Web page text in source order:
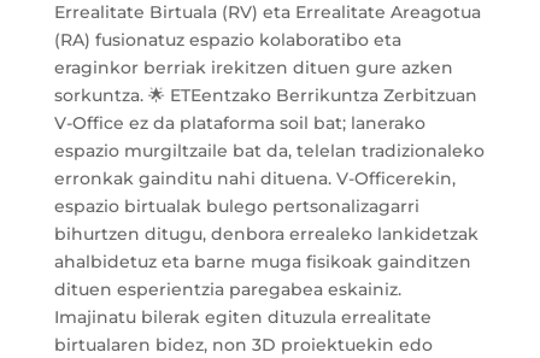
Errealitate Birtuala (RV) eta Errealitate Areagotua
(RA) fusionatuz espazio kolaboratibo eta
eraginkor berriak irekitzen dituen gure azken
sorkuntza. 🌟 ETEentzako Berrikuntza Zerbitzuan
V-Office ez da plataforma soil bat; lanerako
espazio murgiltzaile bat da, telelan tradizionaleko
erronkak gainditu nahi dituena. V-Officerekin,
espazio birtualak bulego pertsonalizagarri
bihurtzen ditugu, denbora errealeko lankidetzak
ahalbidetuz eta barne muga fisikoak gainditzen
dituen esperientzia paregabea eskainiz.
Imajinatu bilerak egiten dituzula errealitate
birtualaren bidez, non 3D proiektuekin edo